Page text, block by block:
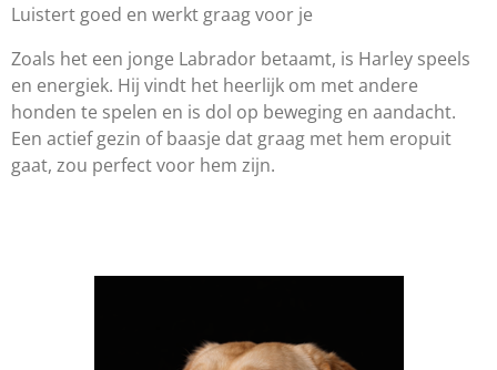
Luistert goed en werkt graag voor je
Zoals het een jonge Labrador betaamt, is Harley speels
en energiek. Hij vindt het heerlijk om met andere
honden te spelen en is dol op beweging en aandacht.
Een actief gezin of baasje dat graag met hem eropuit
gaat, zou perfect voor hem zijn.